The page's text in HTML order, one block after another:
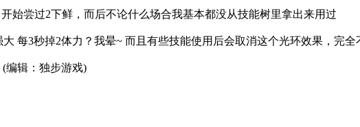
过2下鲜，而后不论什么场合我基本都没从技能树里拿出来用过
3秒掉2体力？我晕~ 而且有些技能使用后会取消这个光环效果，完全
辑：独步游戏)